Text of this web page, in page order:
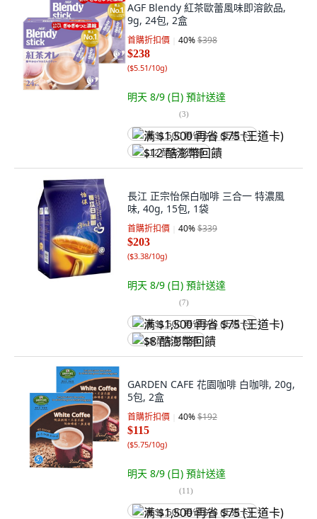
AGF Blendy 紅茶歐蕾風味即溶飲品,
9g, 24包, 2盒
首購折扣價 40%$398
$238
($5.51/10g)
明天 8/9 (日) 預計送達
(3)
满 $1,500 再省 $75 (王道卡)
$12 酷澎幣回饋
長江 正宗怡保白咖啡 三合一 特濃風
味, 40g, 15包, 1袋
首購折扣價 40%$339
$203
($3.38/10g)
明天 8/9 (日) 預計送達
(7)
满 $1,500 再省 $75 (王道卡)
$8 酷澎幣回饋
GARDEN CAFE 花園咖啡 白咖啡, 20g,
5包, 2盒
首購折扣價 40%$192
$115
($5.75/10g)
明天 8/9 (日) 預計送達
(11)
满 $1,500 再省 $75 (王道卡)